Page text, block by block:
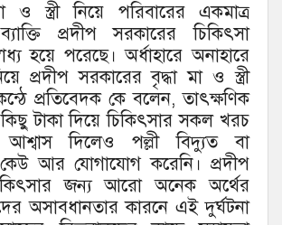
স্ত্রী নিয়ে পরিবারের একমাত্র
প্রদীপ সরকারের চিকিৎসা
হয়ে পরেছে। অর্ধাহারে অনাহারে
প্রদীপ সরকারের বৃদ্ধা মা ও স্ত্রী
প্রতিবেদক কে বলেন, তাৎক্ষণিক
কিছু টাকা দিয়ে চিকিৎসার সকল খরচ
দিলেও পল্লী বিদ্যুত বা
কেউ আর যোগাযোগ করেনি। প্রদীপ
জন্য আরো অনেক অর্থের
অসাবধানতার কারনে এই দুর্ঘটনা